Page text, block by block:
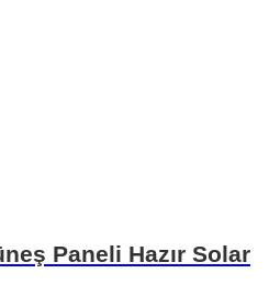
Paneli Hazır Solar